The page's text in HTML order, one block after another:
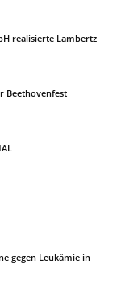
realisierte Lambertz
Beethovenfest
gegen Leukämie in